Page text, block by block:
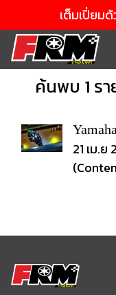
เต็มเปี่ยม
ค้นพบ 1 รา
21 เม.ย